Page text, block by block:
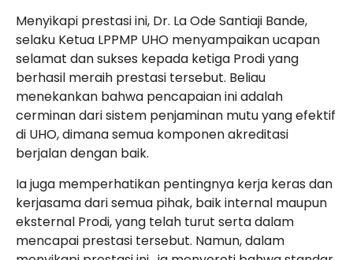
Menyikapi prestasi ini, Dr. La Ode Santiaji Bande,
selaku Ketua LPPMP UHO menyampaikan ucapan
selamat dan sukses kepada ketiga Prodi yang
berhasil meraih prestasi tersebut. Beliau
menekankan bahwa pencapaian ini adalah
cerminan dari sistem penjaminan mutu yang efektif
di UHO, dimana semua komponen akreditasi
berjalan dengan baik.
Ia juga memperhatikan pentingnya kerja keras dan
kerjasama dari semua pihak, baik internal maupun
eksternal Prodi, yang telah turut serta dalam
mencapai prestasi tersebut. Namun, dalam